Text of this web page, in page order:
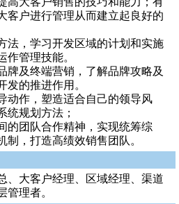
客户进行管理从而建立起良好的
法，学习开发区域的计划和实施
作管理技能。
牌及终端营销，了解品牌攻略及
发的推进作用。
动作，塑造适合自己的领导风
统规划方法；
的团队合作精神，实现统筹综
，打造高绩效销售团队。
、大客户经理、区域经理、渠道
管理者。